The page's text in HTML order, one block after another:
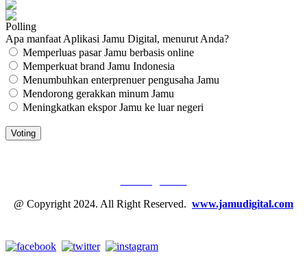
Polling
Apa manfaat Aplikasi Jamu Digital, menurut Anda?
Memperluas pasar Jamu berbasis online
Memperkuat brand Jamu Indonesia
Menumbuhkan enterprenuer pengusaha Jamu
Mendorong gerakkan minum Jamu
Meningkatkan ekspor Jamu ke luar negeri
@ Copyright 2024. All Right Reserved. www.jamudigital.com